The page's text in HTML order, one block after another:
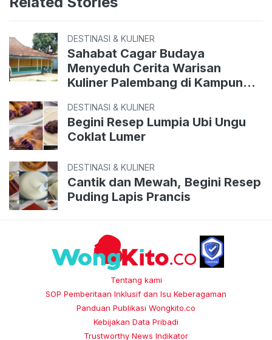
DESTINASI & KULINER
Sahabat Cagar Budaya
Menyeduh Cerita Warisan
Kuliner Palembang di Kampung
DESTINASI & KULINER
Begini Resep Lumpia Ubi Ungu
Coklat Lumer
DESTINASI & KULINER
Cantik dan Mewah, Begini Resep
Puding Lapis Prancis
Tentang kami
SOP Pemberitaan Inklusif dan Isu Keberagaman
Panduan Publikasi Wongkito.co
Kebijakan Data Pribadi
Trustworthy News Indikator